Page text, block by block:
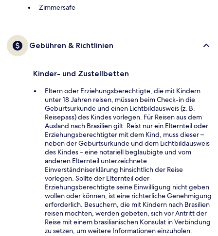
Zimmersafe
Gebühren & Richtlinien
Kinder- und Zustellbetten
Eltern oder Erziehungsberechtigte, die mit Kindern
unter 18 Jahren reisen, müssen beim Check-in die
Geburtsurkunde und einen Lichtbildausweis (z. B.
Reisepass) des Kindes vorlegen. Für Reisen aus dem
Ausland nach Brasilien gilt: Reist nur ein Elternteil oder
Erziehungsberechtigter mit dem Kind, muss dieser –
neben der Geburtsurkunde und dem Lichtbildausweis
des Kindes – eine notariell beglaubigte und vom
anderen Elternteil unterzeichnete
Einverständniserklärung hinsichtlich der Reise
vorlegen. Sollte der Elternteil oder
Erziehungsberechtigte seine Einwilligung nicht geben
wollen oder können, ist eine richterliche Genehmigung
erforderlich. Besuchern, die mit Kindern nach Brasilien
reisen möchten, werden gebeten, sich vor Antritt der
Reise mit einem brasilianischen Konsulat in Verbindung
zu setzen, um weitere Informationen einzuholen.